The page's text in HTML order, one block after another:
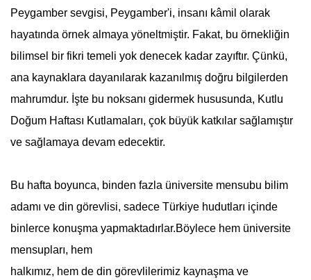
Peygamber sevgisi, Peygamber'i, insanı kâmil olarak
hayatında örnek almaya yöneltmiştir. Fakat, bu örnekliğin
bilimsel bir fikri temeli yok denecek kadar zayıftır. Çünkü,
ana kaynaklara dayanılarak kazanılmış doğru bilgilerden
mahrumdur. İşte bu noksanı gidermek hususunda, Kutlu
Doğum Haftası Kutlamaları, çok büyük katkılar sağlamıştır
ve sağlamaya devam edecektir.
Bu hafta boyunca, binden fazla üniversite mensubu bilim
adamı ve din görevlisi, sadece Türkiye hudutları içinde
binlerce konuşma yapmaktadırlar.Böylece hem üniversite
mensupları, hem
halkımız, hem de din görevlilerimiz kaynaşma ve